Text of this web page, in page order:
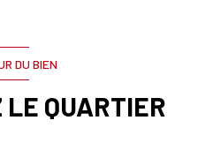
DU BIEN
LE QUARTIER